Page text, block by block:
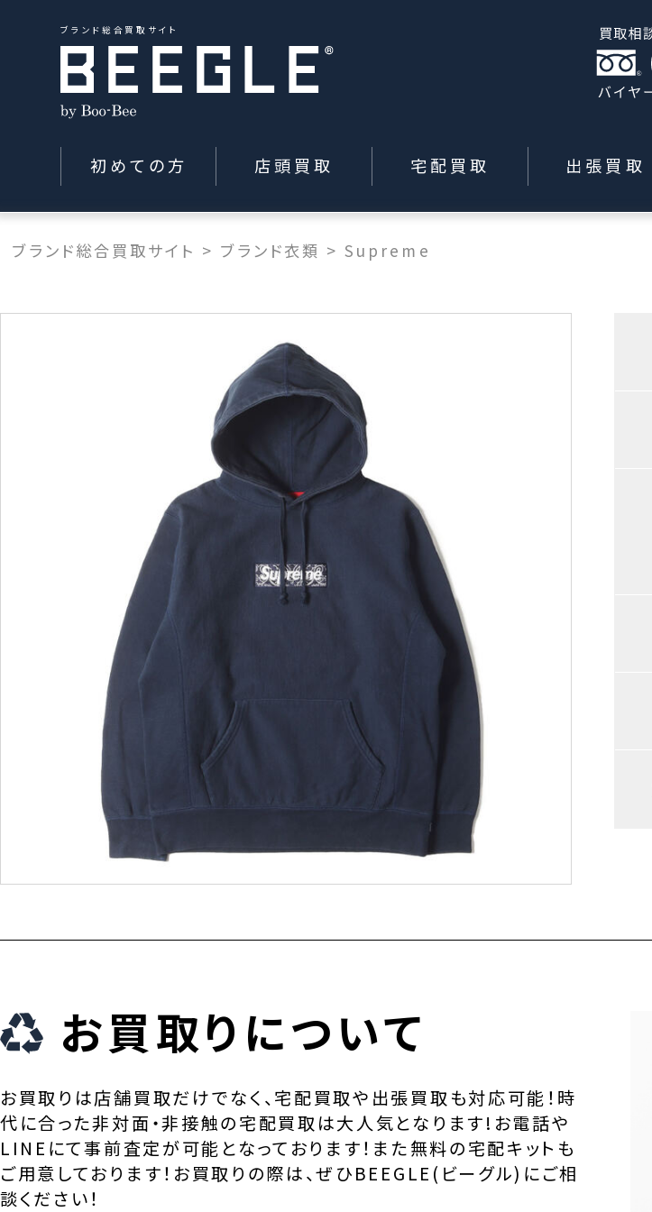
ブランド総合買取サイト
初めての方 店頭買取 宅配買取 出張買取
ブランド総合買取サイト > ブランド衣類 >Supreme
お買取りについて
お買取りは店舗買取だけでなく、宅配買取や出張買取も対応可能！時
代に合った非対面・非接触の宅配買取は大人気となります!お電話や
LINEにて事前査定が可能となっております！また無料の宅配キットも
ご用意しております！お買取りの際は、ぜひBEEGLE(ビーグル)にご相
談ください！